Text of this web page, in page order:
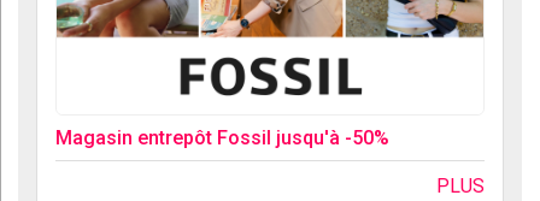
Magasin entrepôt Fossil jusqu'à -50%
PLUS